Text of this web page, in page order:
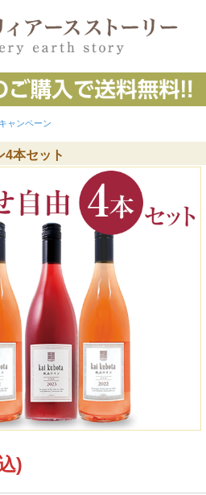
ャンペーン
4本セット
)